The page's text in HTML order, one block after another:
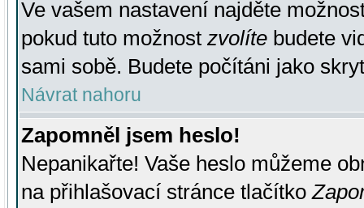
Ve vašem nastavení najděte
pokud tuto možnost zvolíte budete
sami sobě. Budete počítáni jako
Návrat nahoru
Zapomněl jsem heslo!
Nepanikařte! Vaše heslo můžeme
na přihlašovací stránce tlačítko